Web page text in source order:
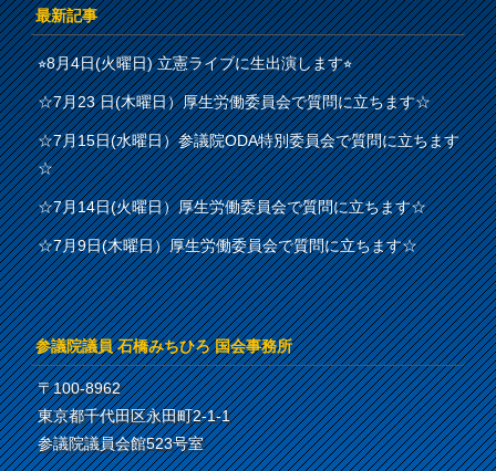
最新記事
⭐︎8月4日(火曜日) 立憲ライブに生出演します⭐︎
☆7月23 日(木曜日）厚生労働委員会で質問に立ちます☆
☆7月15日(水曜日）参議院ODA特別委員会で質問に立ちます
☆
☆7月14日(火曜日）厚生労働委員会で質問に立ちます☆
☆7月9日(木曜日）厚生労働委員会で質問に立ちます☆
参議院議員 石橋みちひろ 国会事務所
〒100-8962
東京都千代田区永田町2-1-1
参議院議員会館523号室